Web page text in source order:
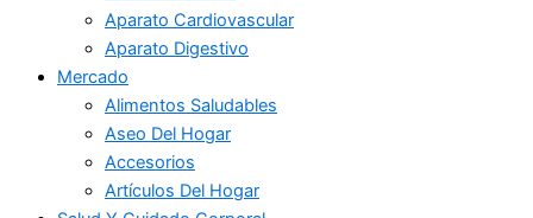
Aparato Cardiovascular
Aparato Digestivo
Mercado
Alimentos Saludables
Aseo Del Hogar
Accesorios
Artículos Del Hogar